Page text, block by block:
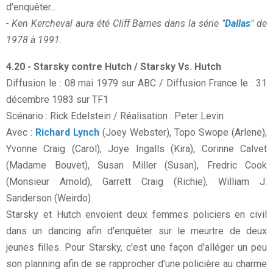
d'enquêter...
- Ken Kercheval aura été Cliff Barnes dans la série "Dallas" de
1978 à 1991.
4.20 - Starsky contre Hutch / Starsky Vs. Hutch
Diffusion le : 08 mai 1979 sur ABC / Diffusion France le : 31
décembre 1983 sur TF1
Scénario : Rick Edelstein / Réalisation : Peter Levin
Avec : Richard Lynch (Joey Webster), Topo Swope (Arlene),
Yvonne Craig (Carol), Joye Ingalls (Kira), Corinne Calvet
(Madame Bouvet), Susan Miller (Susan), Fredric Cook
(Monsieur Arnold), Garrett Craig (Richie), William J.
Sanderson (Weirdo)
Starsky et Hutch envoient deux femmes policiers en civil
dans un dancing afin d'enquêter sur le meurtre de deux
jeunes filles. Pour Starsky, c'est une façon d'alléger un peu
son planning afin de se rapprocher d'une policière au charme